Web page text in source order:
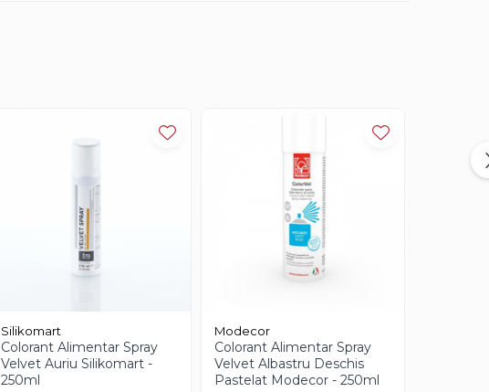
Silikomart
Colorant Alimentar Spray
Velvet Auriu Silikomart -
250ml
Modecor
Colorant Alimentar Spray
Velvet Albastru Deschis
Pastelat Modecor - 250ml